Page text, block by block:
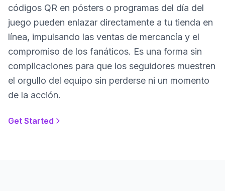
códigos QR en pósters o programas del día del
juego pueden enlazar directamente a tu tienda en
línea, impulsando las ventas de mercancía y el
compromiso de los fanáticos. Es una forma sin
complicaciones para que los seguidores muestren
el orgullo del equipo sin perderse ni un momento
de la acción.
Get Started